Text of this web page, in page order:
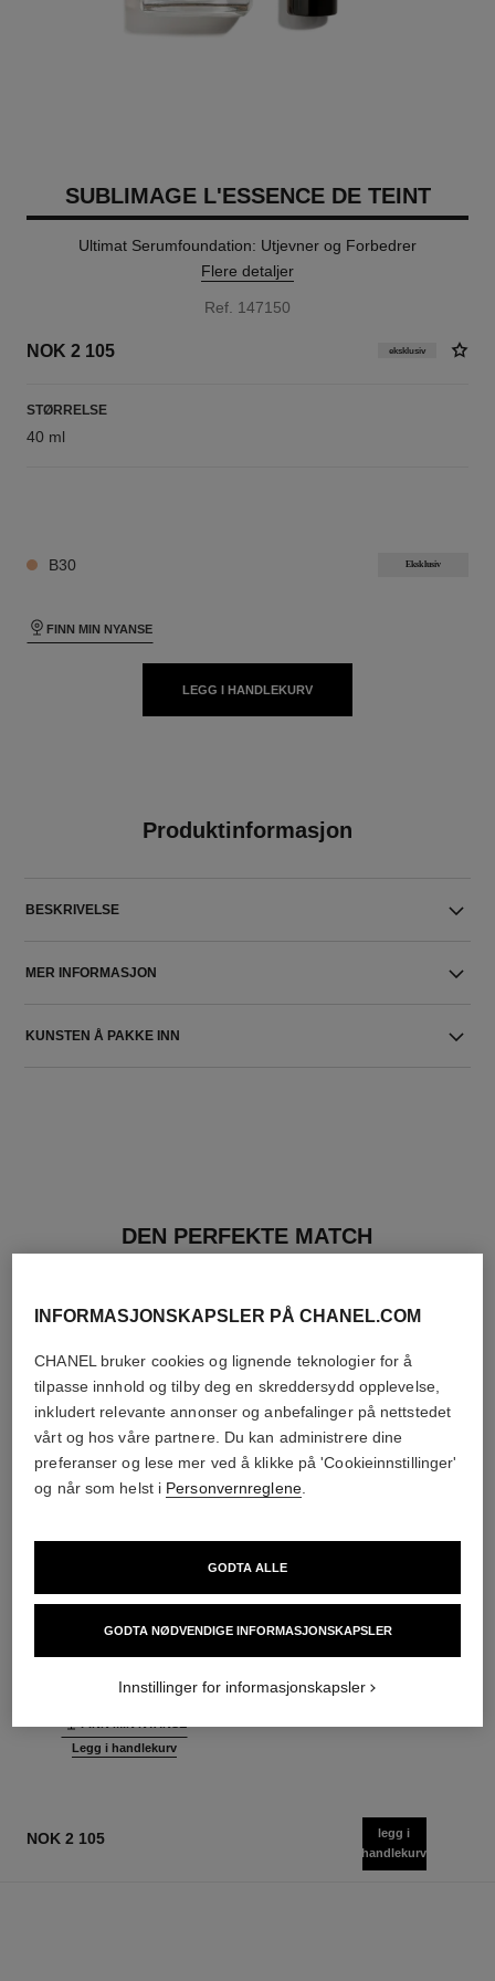
SUBLIMAGE L'ESSENCE DE TEINT
Ultimat Serumfoundation: Utjevner og Forbedrer
Flere detaljer
Ref. 147150
NOK 2 105 eksklusiv
STØRRELSE
40 ml
B30 Eksklusiv
FINN MIN NYANSE
LEGG I HANDLEKURV
Produktinformasjon
BESKRIVELSE
MER INFORMASJON
KUNSTEN Å PAKKE INN
DEN PERFEKTE MATCH
sublimage le correcteur yeux
Ultimat Øyepleie: Korrigerer og
10 varianter tilgjengelig
Legg i handlekurv
sublimage le soin perfecteur
Ultimate Primer : Fukter og
nok 3 505
NOK 2 105
legg i
handlekurv
INFORMASJONSKAPSLER PÅ CHANEL.COM
CHANEL bruker cookies og lignende teknologier for å
tilpasse innhold og tilby deg en skreddersydd opplevelse,
inkludert relevante annonser og anbefalinger på nettstedet
vårt og hos våre partnere. Du kan administrere dine
preferanser og lese mer ved å klikke på 'Cookieinnstillinger'
og når som helst i Personvernreglene.
GODTA NØDVENDIGE INFORMASJONSKAPSLER
GODTA ALLE
Innstillinger for informasjonskapsler